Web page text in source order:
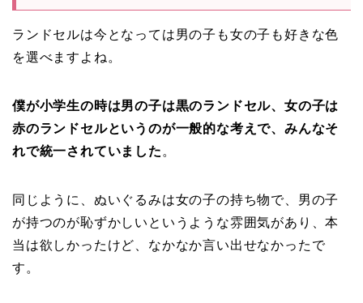
ランドセルは今となっては男の子も女の子も好きな色
を選べますよね。
僕が小学生の時は男の子は黒のランドセル、女の子は
赤のランドセルというのが一般的な考えで、みんなそ
れで統一されていました 。
同じように、ぬいぐるみは女の子の持ち物で、男の子
が持つのが恥ずかしいというような雰囲気があり、本
当は欲しかったけど、なかなか言い出せなかったで
す。